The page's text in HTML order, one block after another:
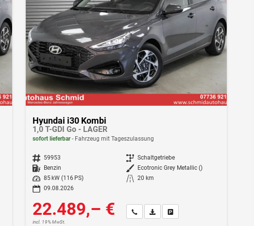
Hyundai i30 Kombi
1,0 T-GDI Go - LAGER
sofort lieferbar Fahrzeug mit Tageszulassung
Fahrzeugnr. 59953 Getriebe Schaltgetriebe
Kraftstoff
Benzin Außenfarbe
Ecotronic Grey Metallic ()
Leistung
85 kW (116 PS) Kilometerstand 20 km
09.08.2026
22.489,– €
incl. 19% MwSt.
Wir rufen Sie anFahrzeugexposé (PDF)
Fahrzeug parken